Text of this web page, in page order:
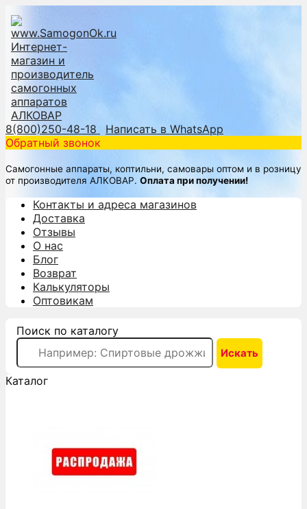
8(800)250-48-18
Написать в WhatsApp
Обратный звонок
Самогонные аппараты, коптильни, самовары оптом и в розницу
от производителя АЛКОВАР. Оплата при получении!
Контакты и адреса магазинов
Доставка
Отзывы
О нас
Блог
Возврат
Калькуляторы
Оптовикам
Поиск по каталогу
Каталог